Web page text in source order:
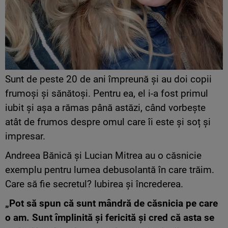
Sunt de peste 20 de ani împreună și au doi copii
frumoși și sănătoși. Pentru ea, el i-a fost primul
iubit și așa a rămas până astăzi, când vorbește
atât de frumos despre omul care îi este și soț și
impresar.
Andreea Bănică și Lucian Mitrea au o căsnicie
exemplu pentru lumea debusolantă în care trăim.
Care să fie secretul? Iubirea și încrederea.
„Pot să spun că sunt mândră de căsnicia pe care
o am. Sunt împlinită și fericită și cred că asta se